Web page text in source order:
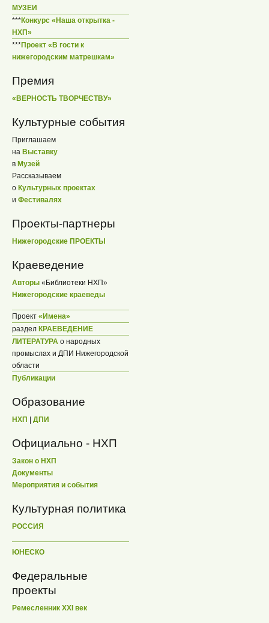
МУЗЕИ
***Конкурс «Наша открытка -
НХП»
***Проект «В гости к
нижегородским матрешкам»
Премия
«ВЕРНОСТЬ ТВОРЧЕСТВУ»
Культурные события
Приглашаем
на Выставку
в Музей
Рассказываем
о Культурных проектах
и Фестивалях
Проекты-партнеры
Нижегородские ПРОЕКТЫ
Краеведение
Авторы «Библиотеки НХП»
Нижегородские краеведы
Проект «Имена»
раздел КРАЕВЕДЕНИЕ
ЛИТЕРАТУРА о народных
промыслах и ДПИ Нижегородской
области
Публикации
Образование
НХП ДПИ
Официально - НХП
Закон о НХП
Документы
Мероприятия и события
Культурная политика
РОССИЯ
ЮНЕСКО
Федеральные
проекты
Ремесленник XXI век